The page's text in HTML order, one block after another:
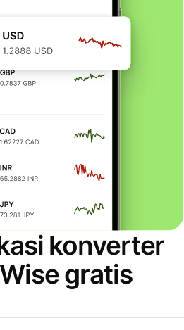
konverter
gratis